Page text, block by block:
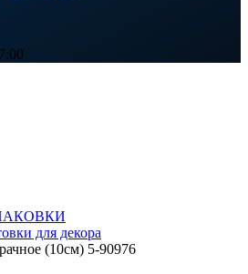
для декора
(10см) 5-90976